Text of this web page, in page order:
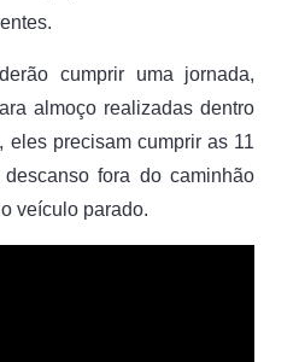
cumprir uma jornada,
almoço realizadas dentro
eles precisam cumprir as 11
fora do caminhão
veículo parado.